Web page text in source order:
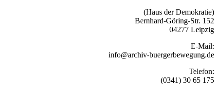
(Haus der Demokratie)
Bernhard-Göring-Str. 152
04277 Leipzig
E-Mail:
info@archiv-buergerbewegung.de
Telefon:
(0341) 30 65 175